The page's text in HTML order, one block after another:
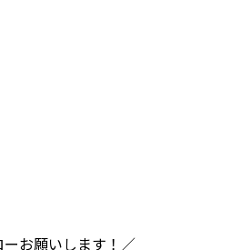
お願いします！／